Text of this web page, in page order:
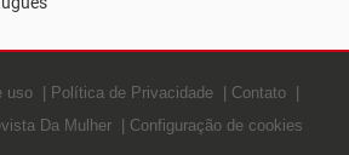
uso Política de Privacidade
Contato
Da Mulher Configuração de cookies